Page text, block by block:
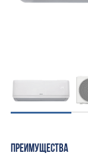
ПРЕИМУЩЕСТВА